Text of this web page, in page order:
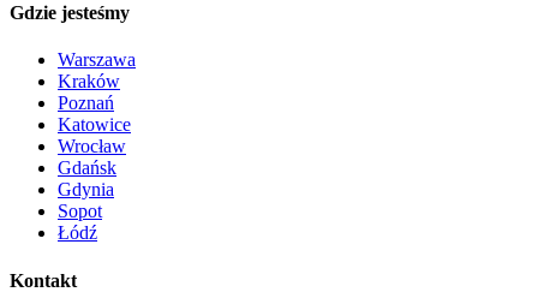
Gdzie jesteśmy
Warszawa
Kraków
Poznań
Katowice
Wrocław
Gdańsk
Gdynia
Sopot
Łódź
Kontakt